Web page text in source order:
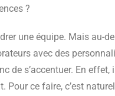
?
une équipe. Mais au-
avec des
de s’accentuer. En effet,
ce faire, c’est